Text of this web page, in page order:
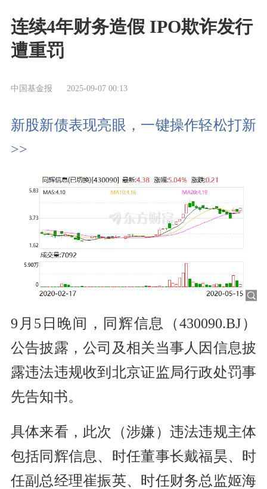
连续4年财务造假 IPO欺诈发行
遭重罚
中国基金报 2025-09-07 00:13
新股新债表现亮眼，一键操作轻松打新
>>
9月5日晚间，同辉信息（430090.BJ）
公告披露，公司及相关当事人因信息披
露违法违规收到北京证监局行政处罚事
先告知书。
具体来看，此次（涉嫌）违法违规主体
包括同辉信息、时任董事长戴福昊、时
任副总经理崔振英、时任财务总监姬海